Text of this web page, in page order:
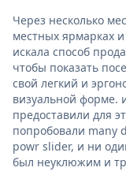
Через несколько
местных ярмарках
искала способ
чтобы показать
свой легкий и
визуальной форме.
предоставили для
попробовали
powr slider, и ни
был неуклюжим и